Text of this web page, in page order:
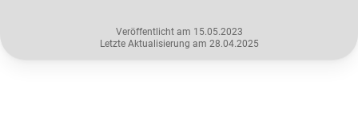
Veröffentlicht am 15.05.2023
Letzte Aktualisierung am 28.04.2025